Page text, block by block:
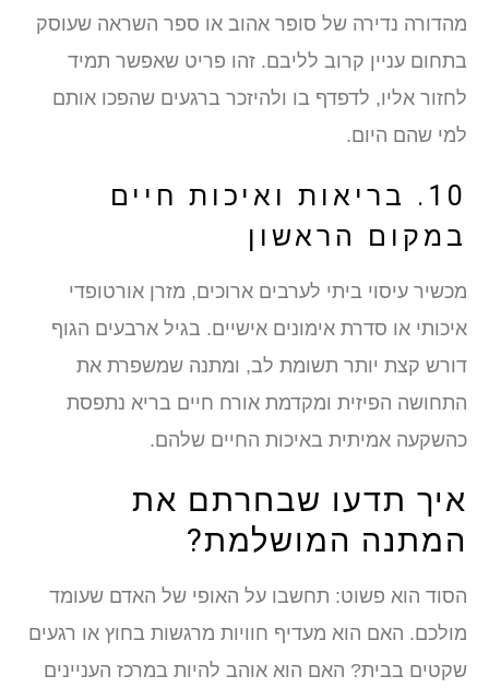
מהדורה נדירה של סופר אהוב או ספר השראה שעוסק
בתחום עניין קרוב לליבם. זהו פריט שאפשר תמיד
לחזור אליו, לדפדף בו ולהיזכר ברגעים שהפכו אותם
למי שהם היום.
10. בריאות ואיכות חיים
במקום הראשון
מכשיר עיסוי ביתי לערבים ארוכים, מזרן אורטופדי
איכותי או סדרת אימונים אישיים. בגיל ארבעים הגוף
דורש קצת יותר תשומת לב, ומתנה שמשפרת את
התחושה הפיזית ומקדמת אורח חיים בריא נתפסת
כהשקעה אמיתית באיכות החיים שלהם.
איך תדעו שבחרתם את
המתנה המושלמת?
הסוד הוא פשוט: תחשבו על האופי של האדם שעומד
מולכם. האם הוא מעדיף חוויות מרגשות בחוץ או רגעים
שקטים בבית? האם הוא אוהב להיות במרכז העניינים